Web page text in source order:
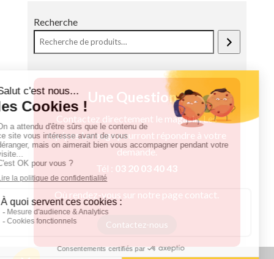
Recherche
Une Question ?
Contactez directement le magasin. Les
équipes Lerouge pourront répondre à votre
demande.
Tél : 03 20 03 40 43
Où rendez-vous sur notre page contact.
Contactez-nous